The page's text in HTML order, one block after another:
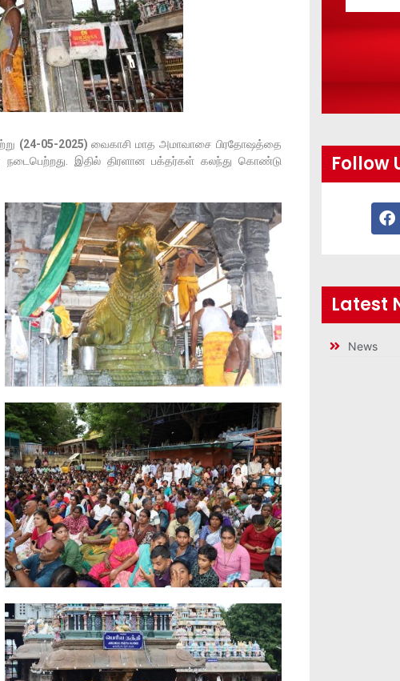
(24-05-2025) வைகாசி மாத அமாவாசை பிரதோஷத்தை
நடைபெற்றது. இதில் திரளான பக்தர்கள் கலந்து கொண்டு
Follow
Latest
News